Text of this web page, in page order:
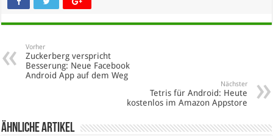
Vorher
Zuckerberg verspricht
Besserung: Neue Facebook
Android App auf dem Weg
Nächster
Tetris für Android: Heute
kostenlos im Amazon Appstore
Ähnliche Artikel